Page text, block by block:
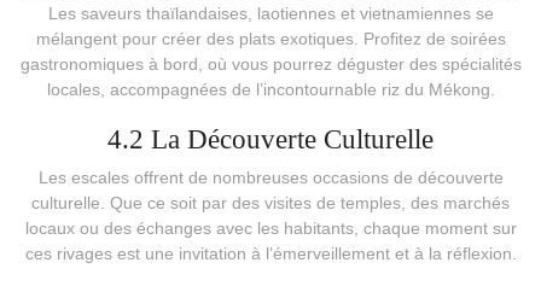
Les saveurs thaïlandaises, laotiennes et vietnamiennes se
mélangent pour créer des plats exotiques. Profitez de soirées
gastronomiques à bord, où vous pourrez déguster des spécialités
locales, accompagnées de l’incontournable riz du Mékong.
4.2 La Découverte Culturelle
Les escales offrent de nombreuses occasions de découverte
culturelle. Que ce soit par des visites de temples, des marchés
locaux ou des échanges avec les habitants, chaque moment sur
ces rivages est une invitation à l’émerveillement et à la réflexion.